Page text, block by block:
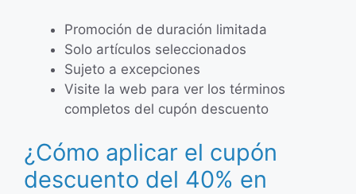
Promoción de duración limitada
Solo artículos seleccionados
Sujeto a excepciones
Visite la web para ver los términos
completos del cupón descuento
¿Cómo aplicar el cupón
descuento del 40% en